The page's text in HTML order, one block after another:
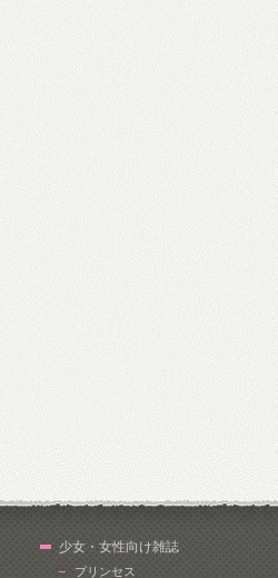
少女・女性向け雑誌
プリンセス